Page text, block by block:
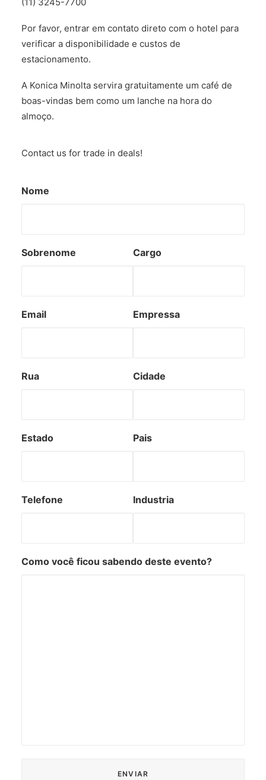
Por favor, entrar em contato direto com o hotel para
verificar a disponibilidade e custos de
estacionamento.
A Konica Minolta servira gratuitamente um café de
boas-vindas bem como um lanche na hora do
almoço.
Contact us for trade in deals!
Nome
Sobrenome Cargo
Email Empressa
Rua Cidade
Estado Pais
Telefone Industria
Como você ficou sabendo deste evento?